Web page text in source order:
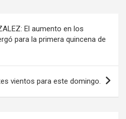
El aumento en los
para la primera quincena de
vientos para este domingo.